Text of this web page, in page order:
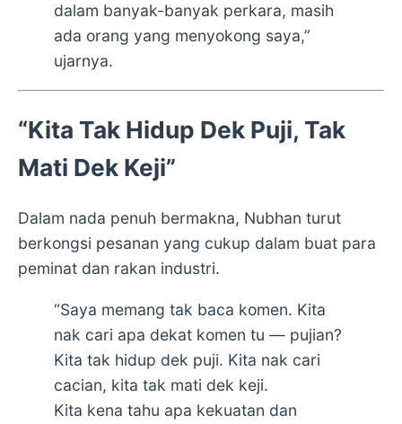
dalam banyak-banyak perkara, masih
ada orang yang menyokong saya,”
ujarnya.
“Kita Tak Hidup Dek Puji, Tak
Mati Dek Keji”
Dalam nada penuh bermakna, Nubhan turut
berkongsi pesanan yang cukup dalam buat para
peminat dan rakan industri.
“Saya memang tak baca komen. Kita
nak cari apa dekat komen tu — pujian?
Kita tak hidup dek puji. Kita nak cari
cacian, kita tak mati dek keji.
Kita kena tahu apa kekuatan dan